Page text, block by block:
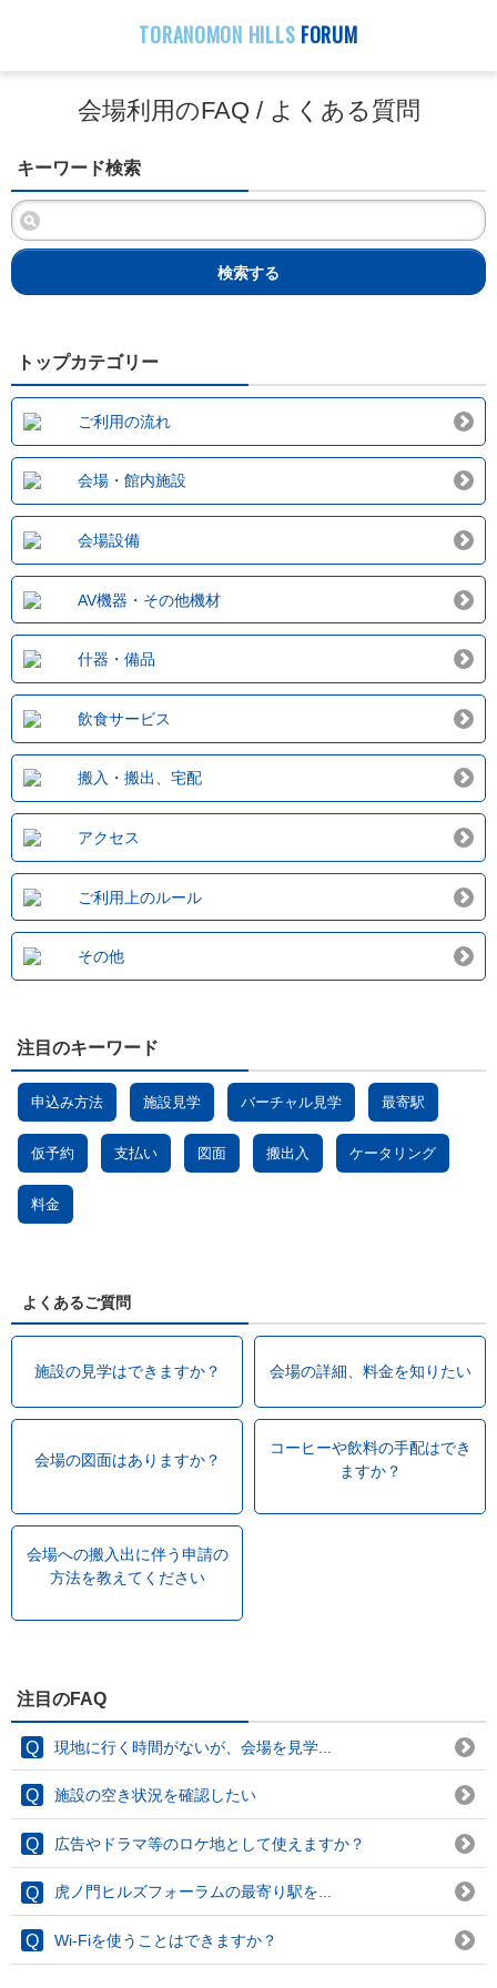
TORANOMON HILLS FORUM
会場利用のFAQ / よくある質問
キーワード検索
検索する
トップカテゴリー
ご利用の流れ
会場・館内施設
会場設備
AV機器・その他機材
什器・備品
飲食サービス
搬入・搬出、宅配
アクセス
ご利用上のルール
その他
注目のキーワード
申込み方法 施設見学 バーチャル見学 最寄駅
仮予約 支払い 図面 搬出入 ケータリング
料金
よくあるご質問
施設の見学はできますか？ 会場の詳細、料金を知りたい
会場の図面はありますか？
コーヒーや飲料の手配はでき
ますか？
会場への搬入出に伴う申請の
方法を教えてください
注目のFAQ
現地に行く時間がないが、会場を見学...
施設の空き状況を確認したい
広告やドラマ等のロケ地として使えますか？
虎ノ門ヒルズフォーラムの最寄り駅を...
Wi-Fiを使うことはできますか？